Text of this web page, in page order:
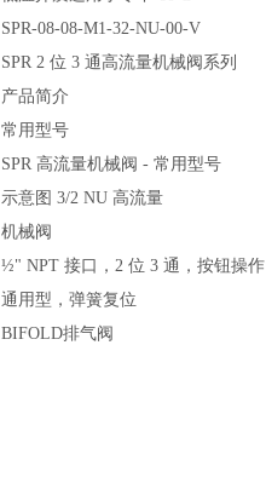
SPR-08-08-M1-32-NU-00-V
SPR 2 位 3 通高流量机械阀系列
产品简介
常用型号
SPR 高流量机械阀 - 常用型号
示意图 3/2 NU 高流量
机械阀
½" NPT 接口，2 位 3 通，按钮操作
通用型，弹簧复位
BIFOLD排气阀